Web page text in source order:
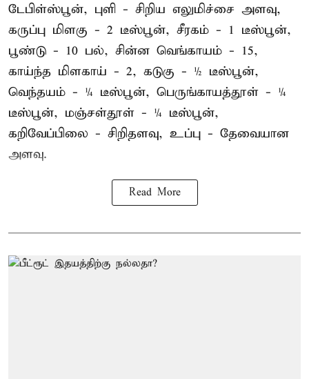
டேபிள்ஸ்பூன், புளி - சிறிய எலுமிச்சை அளவு,
கருப்பு மிளகு - 2 டீஸ்பூன், சீரகம் - 1 டீஸ்பூன்,
பூண்டு - 10 பல், சின்ன வெங்காயம் - 15,
காய்ந்த மிளகாய் - 2, கடுகு - ½ டீஸ்பூன்,
வெந்தயம் - ¼ டீஸ்பூன், பெருங்காயத்தூள் - ¼
டீஸ்பூன், மஞ்சள்தூள் - ¼ டீஸ்பூன்,
கறிவேப்பிலை - சிறிதளவு, உப்பு - தேவையான
அளவு.
Read More